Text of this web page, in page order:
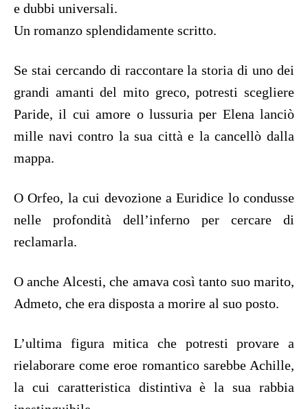
e dubbi universali.
Un romanzo splendidamente scritto.
Se stai cercando di raccontare la storia di uno dei
grandi amanti del mito greco, potresti scegliere
Paride, il cui amore o lussuria per Elena lanciò
mille navi contro la sua città e la cancellò dalla
mappa.
O Orfeo, la cui devozione a Euridice lo condusse
nelle profondità dell’inferno per cercare di
reclamarla.
O anche Alcesti, che amava così tanto suo marito,
Admeto, che era disposta a morire al suo posto.
L’ultima figura mitica che potresti provare a
rielaborare come eroe romantico sarebbe Achille,
la cui caratteristica distintiva è la sua rabbia